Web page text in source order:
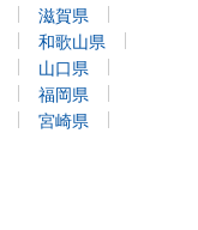
滋賀県
和歌山県
山口県
福岡県
宮崎県